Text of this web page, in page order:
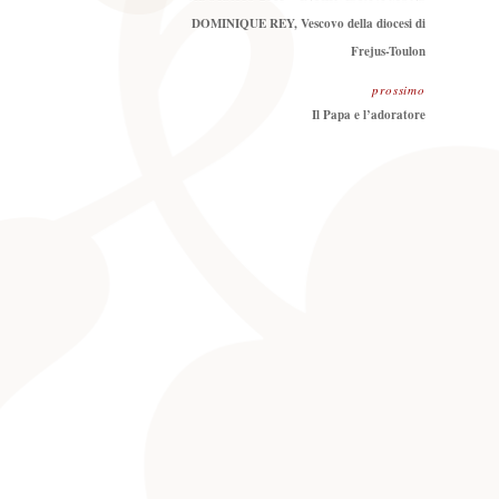
DOMINIQUE REY, Vescovo della diocesi di
Frejus-Toulon
prossimo
Il Papa e l’adoratore